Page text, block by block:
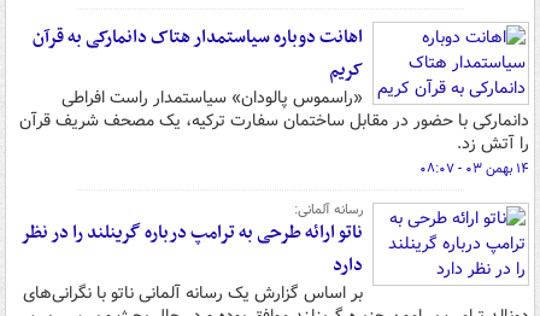
اهانت دوباره سیاستمدار هتاک دانمارکی به قرآن
کریم
«راسموس پالودان» سیاستمدار راست افراطی
دانمارکی با حضور در مقابل ساختمان سفارت ترکیه، یک مصحف شریف قرآن
را آتش زد.
۱۴ بهمن ۰۳ - ۰۸:۰۷
رسانه آلمانی:
ناتو ارائه طرحی به ترامپ درباره گرینلند را در نظر
دارد
بر اساس گزارش یک رسانه آلمانی ناتو با نگرانی‌های